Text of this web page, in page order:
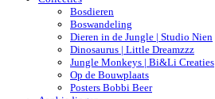
Bosdieren
Boswandeling
Dieren in de Jungle | Studio Nien
Dinosaurus | Little Dreamzzz
Jungle Monkeys | Bi&Li Creaties
Op de Bouwplaats
Posters Bobbi Beer